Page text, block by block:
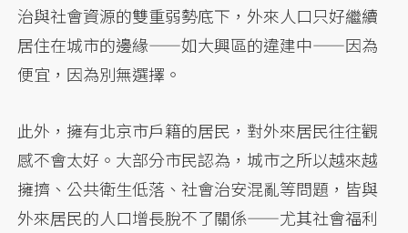
治與社會資源的雙重弱勢底下，外來人口只好繼續
居住在城市的邊緣——如大興區的違建中——因為
便宜，因為別無選擇。
此外，擁有北京市戶籍的居民，對外來居民往往觀
感不會太好。大部分市民認為，城市之所以越來越
擁擠、公共衛生低落、社會治安混亂等問題，皆與
外來居民的人口增長脫不了關係——尤其社會福利